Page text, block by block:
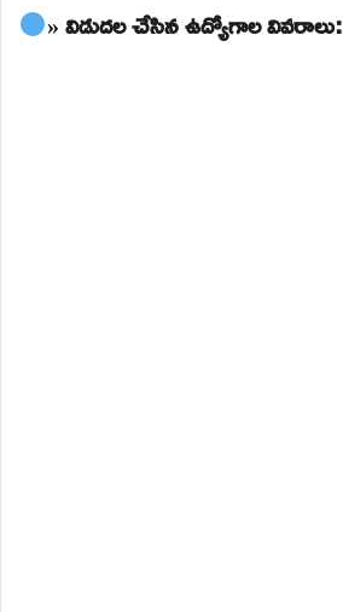
» విడుదల చేసిన ఉద్యోగాల వివరాలు: